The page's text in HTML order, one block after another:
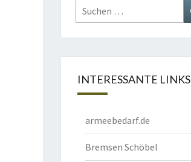
Suchen
nach:
INTERESSANTE LINKS
armeebedarf.de
Bremsen Schöbel